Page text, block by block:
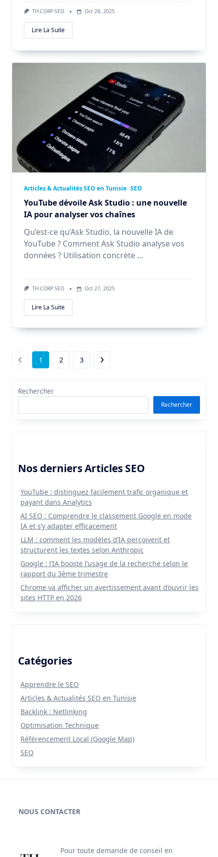
TH.CORP SEO Oct 28, 2025
Lire La Suite
Articles & Actualités SEO en Tunisie SEO
YouTube dévoile Ask Studio : une nouvelle
IA pour analyser vos chaînes
Qu’est-ce qu’Ask Studio, la nouvelle IA de
YouTube ? Comment Ask Studio analyse vos
données ? Utilisation concrète ...
TH.CORP SEO Oct 27, 2025
Lire La Suite
1 2 3
Rechercher
Rechercher
Nos derniers Articles SEO
YouTube : distinguez facilement trafic organique et
payant dans Analytics
AI SEO : Comprendre le classement Google en mode
IA et s’y adapter efficacement
LLM : comment les modèles d’IA perçoivent et
structurent les textes selon Anthropic
Google : l’IA booste l’usage de la recherche selon le
rapport du 3ème trimestre
Chrome va afficher un avertissement avant d’ouvrir les
sites HTTP en 2026
Catégories
Apprendre le SEO
Articles & Actualités SEO en Tunisie
Backlink : Netlinking
Optimisation Technique
Référencement Local (Google Map)
SEO
NOUS CONTACTER
Pour toute demande de conseil en